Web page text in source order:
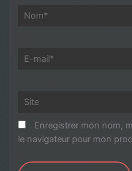
Nom*
E-
Site
Enregistrer mon nom,
le navigateur pour mon